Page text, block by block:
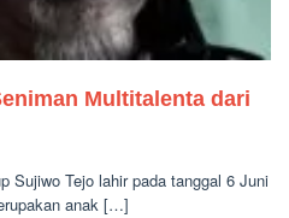
Multitalenta dari
Sujiwo Tejo lahir pada tanggal 6 Juni
anak […]